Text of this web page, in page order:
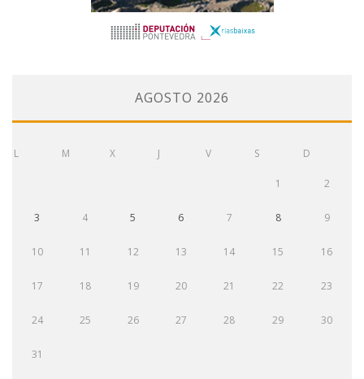
AGOSTO 2026
L M X J V S D
1 2
3 4 5 6 7 8 9
10 11 12 13 14 15 16
17 18 19 20 21 22 23
24 25 26 27 28 29 30
31